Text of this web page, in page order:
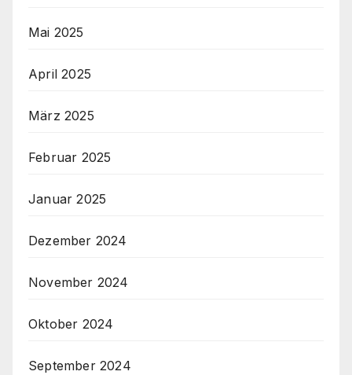
Mai 2025
April 2025
März 2025
Februar 2025
Januar 2025
Dezember 2024
November 2024
Oktober 2024
September 2024